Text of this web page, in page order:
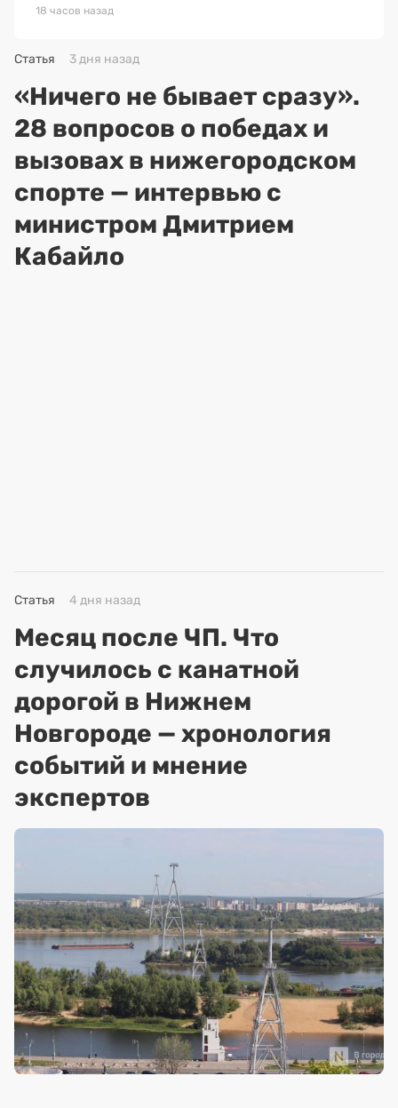
18 часов назад
Статья 3 дня назад
«Ничего не бывает сразу».
28 вопросов о победах и
вызовах в нижегородском
спорте — интервью с
министром Дмитрием
Кабайло
Статья 4 дня назад
Месяц после ЧП. Что
случилось с канатной
дорогой в Нижнем
Новгороде — хронология
событий и мнение
экспертов